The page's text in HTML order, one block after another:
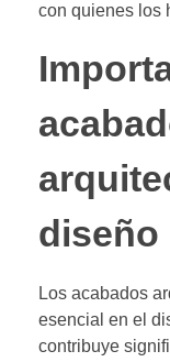
con quienes los
diseño
Los acabados
esencial en el
contribuye